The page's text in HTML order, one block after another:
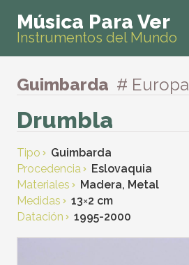
Música Para Ver
Instrumentos del Mundo
Guimbarda # Europa
Drumbla
Tipo
Guimbarda
Procedencia
Eslovaquia
Materiales
Madera, Metal
Medidas
13×2 cm
Datación
1995-2000